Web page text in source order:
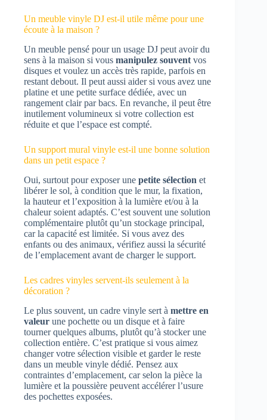
Un meuble vinyle DJ est-il utile même pour une
écoute à la maison ?
Un meuble pensé pour un usage DJ peut avoir du
sens à la maison si vous manipulez souvent vos
disques et voulez un accès très rapide, parfois en
restant debout. Il peut aussi aider si vous avez une
platine et une petite surface dédiée, avec un
rangement clair par bacs. En revanche, il peut être
inutilement volumineux si votre collection est
réduite et que l’espace est compté.
Un support mural vinyle est-il une bonne solution
dans un petit espace ?
Oui, surtout pour exposer une petite sélection et
libérer le sol, à condition que le mur, la fixation,
la hauteur et l’exposition à la lumière et/ou à la
chaleur soient adaptés. C’est souvent une solution
complémentaire plutôt qu’un stockage principal,
car la capacité est limitée. Si vous avez des
enfants ou des animaux, vérifiez aussi la sécurité
de l’emplacement avant de charger le support.
Les cadres vinyles servent-ils seulement à la
décoration ?
Le plus souvent, un cadre vinyle sert à mettre en
valeur une pochette ou un disque et à faire
tourner quelques albums, plutôt qu’à stocker une
collection entière. C’est pratique si vous aimez
changer votre sélection visible et garder le reste
dans un meuble vinyle dédié. Pensez aux
contraintes d’emplacement, car selon la pièce la
lumière et la poussière peuvent accélérer l’usure
des pochettes exposées.